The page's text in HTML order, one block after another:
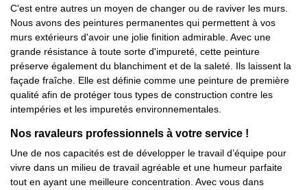
C'est entre autres un moyen de changer ou de raviver les murs.
Nous avons des peintures permanentes qui permettent à vos
murs extérieurs d'avoir une jolie finition admirable. Avec une
grande résistance à toute sorte d'impureté, cette peinture
préserve également du blanchiment et de la saleté. Ils laissent la
façade fraîche. Elle est définie comme une peinture de première
qualité afin de protéger tous types de construction contre les
intempéries et les impuretés environnementales.
Nos ravaleurs professionnels à votre service !
Une de nos capacités est de développer le travail d’équipe pour
vivre dans un milieu de travail agréable et une humeur parfaite
tout en ayant une meilleure concentration. Avec vous dans